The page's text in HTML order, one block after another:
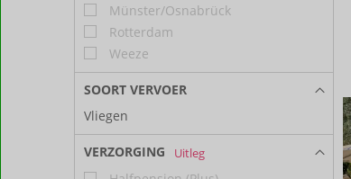
Münster/Osnabrück
Rotterdam
Weeze
SOORT VERVOER
Vliegen
VERZORGING Uitleg